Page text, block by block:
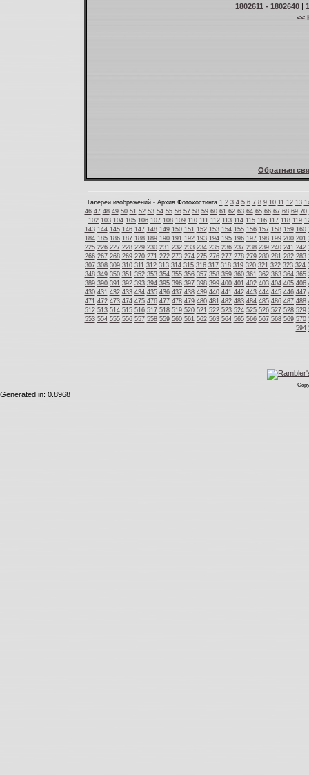
1802611 - 1802640|
<<
Обратная
Галереи изображений - Архив Фотохостинга 1 2 3 4 5 6 7 8 9 10 11 12 13
46 47 48 49 50 51 52 53 54 55 56 57 58 59 60 61 62 63 64 65 66 67 68 69 70
102 103 104 105 106 107 108 109 110 111 112 113 114 115 116 117 118 119
143 144 145 146 147 148 149 150 151 152 153 154 155 156 157 158 159 160
184 185 186 187 188 189 190 191 192 193 194 195 196 197 198 199 200 201
225 226 227 228 229 230 231 232 233 234 235 236 237 238 239 240 241 242
266 267 268 269 270 271 272 273 274 275 276 277 278 279 280 281 282 283
307 308 309 310 311 312 313 314 315 316 317 318 319 320 321 322 323 324
348 349 350 351 352 353 354 355 356 357 358 359 360 361 362 363 364 365
389 390 391 392 393 394 395 396 397 398 399 400 401 402 403 404 405 406
430 431 432 433 434 435 436 437 438 439 440 441 442 443 444 445 446 447
471 472 473 474 475 476 477 478 479 480 481 482 483 484 485 486 487 488
512 513 514 515 516 517 518 519 520 521 522 523 524 525 526 527 528 529
553 554 555 556 557 558 559 560 561 562 563 564 565 566 567 568 569 570
594
Generated in: 0.8968